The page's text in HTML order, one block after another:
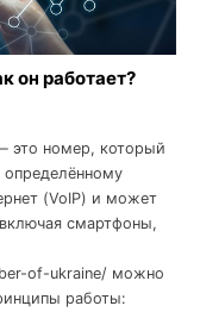
он работает?
это номер, который
определённому
(VoIP) и может
смартфоны,
of-ukraine/ можно
работы: